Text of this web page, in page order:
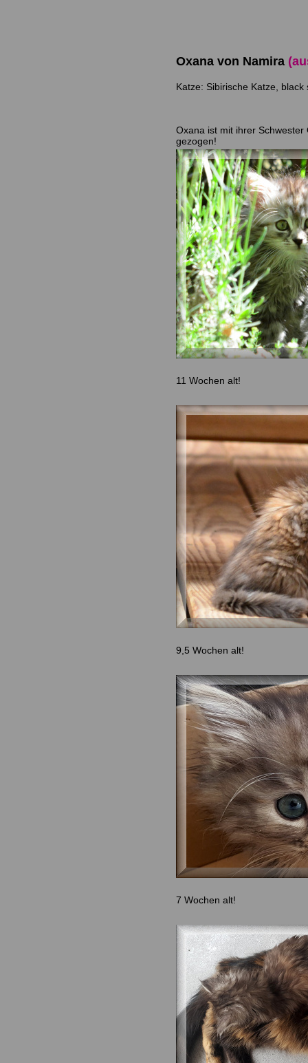
Oxana von Namira
Katze: Sibirische Katze, black
Oxana ist mit ihrer
gezogen!
11 Wochen alt!
9,5 Wochen alt!
7 Wochen alt!